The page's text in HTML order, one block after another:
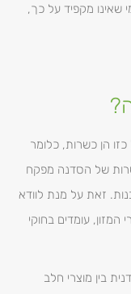
שאינו מקפיד על כך,
כזו הן כשרות, כלומר
של הסדנה מפקח
זאת על מנת לוודא
המזון, עומדים בחוקי
בין מוצרי חלב